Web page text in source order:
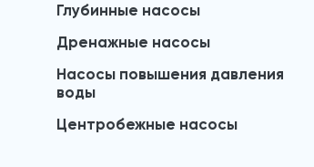
Глубинные насосы
Дренажные насосы
Насосы повышения давления
воды
Центробежные насосы